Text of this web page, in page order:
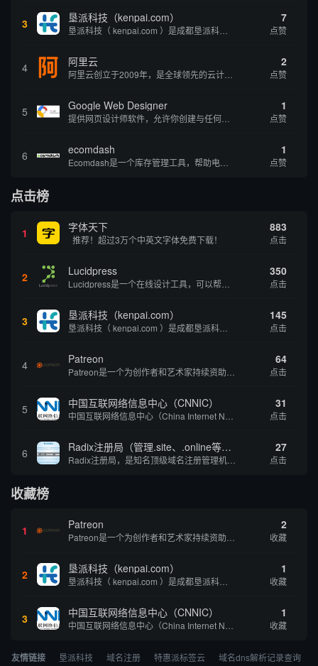
3 垦派科技（kenpai.com） 7
点赞
4 阿里云 2
点赞
5 Google Web Designer 1
点赞
6 ecomdash 1
点赞
点击榜
1 字体天下
推荐！超过3万个中英文字体免费下载！
883
点击
2 Lucidpress 350
点击
3 垦派科技（kenpai.com） 145
点击
4 Patreon 64
点击
5 中国互联网络信息中心（CNNIC） 31
点击
6 Radix注册局（管理.site、.online等顶级域名） 27
点击
收藏榜
1 Patreon 2
收藏
2 垦派科技（kenpai.com） 1
收藏
3 中国互联网络信息中心（CNNIC） 1
收藏
友情链接 垦派科技 域名注册 特惠派标签云 域名dns解析记录查询